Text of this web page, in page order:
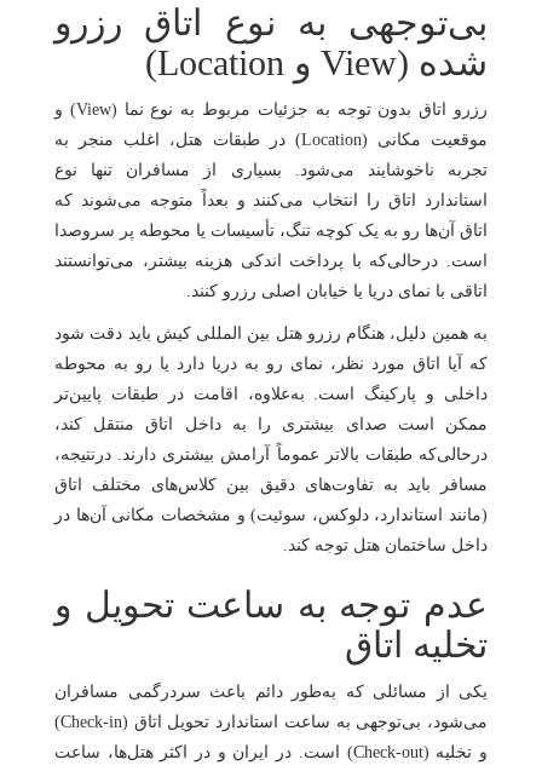
بی‌توجهی به نوع اتاق رزرو
شده (View و Location)
رزرو اتاق بدون توجه به جزئیات مربوط به نوع نما (View) و
موقعیت مکانی (Location) در طبقات هتل، اغلب منجر به
تجربه ناخوشایند می‌شود. بسیاری از مسافران تنها نوع
استاندارد اتاق را انتخاب می‌کنند و بعداً متوجه می‌شوند که
اتاق آن‌ها رو به یک کوچه تنگ، تأسیسات یا محوطه پر سروصدا
است. درحالی‌که با پرداخت اندکی هزینه بیشتر، می‌توانستند
اتاقی با نمای دریا یا خیابان اصلی رزرو کنند.
به همین دلیل، هنگام رزرو هتل بین المللی کیش باید دقت شود
که آیا اتاق مورد نظر، نمای رو به دریا دارد یا رو به محوطه
داخلی و پارکینگ است. به‌علاوه، اقامت در طبقات پایین‌تر
ممکن است صدای بیشتری را به داخل اتاق منتقل کند،
درحالی‌که طبقات بالاتر عموماً آرامش بیشتری دارند. درنتیجه،
مسافر باید به تفاوت‌های دقیق بین کلاس‌های مختلف اتاق
(مانند استاندارد، دلوکس، سوئیت) و مشخصات مکانی آن‌ها در
داخل ساختمان هتل توجه کند.
عدم توجه به ساعت تحویل و
تخلیه اتاق
یکی از مسائلی که به‌طور دائم باعث سردرگمی مسافران
می‌شود، بی‌توجهی به ساعت استاندارد تحویل اتاق (Check-in)
و تخلیه (Check-out) است. در ایران و در اکثر هتل‌ها، ساعت